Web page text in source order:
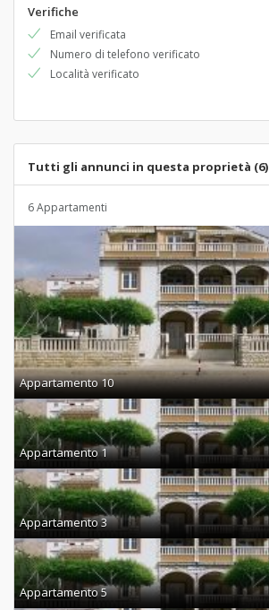
Verifiche
Email verificata
Numero di telefono verificato
Località verificato
Tutti gli annunci in questa proprietà (6)
6 Appartamenti
Appartamento 10
Appartamento 1
Appartamento 3
Appartamento 5